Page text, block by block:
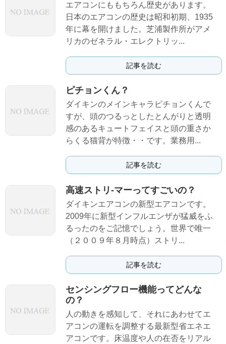
エアコンにももちろん歴史があります。
日本のエアコンの歴史は昭和初期、1935
年に幕を開けました。芝浦製作所がアメ
リカのゼネラル・エレクトリッ...
記事を読む
ピチョンくん？
ダイキンのメインキャラピチョンくんで
すが、頭のつるっとしたとんがりと透明
感のあるキュートフェイスと頭の重さか
らくる猫背が特徴・・です。業務用...
記事を読む
高速ストリ-マーってすごいの？
ダイキンエアコンの新型エアコンです。
2009年に新型インフルエンザが猛威をふ
るったのをご記憶でしょう。世界で唯一
（２００９年８月時点）ストリ...
記事を読む
センシングフロー機能ってどんな
の？
人の動きを感知して、それにあわせてエ
アコンの運転を調整する最新型省エネエ
アコンです。床温度や人の在否をリアル